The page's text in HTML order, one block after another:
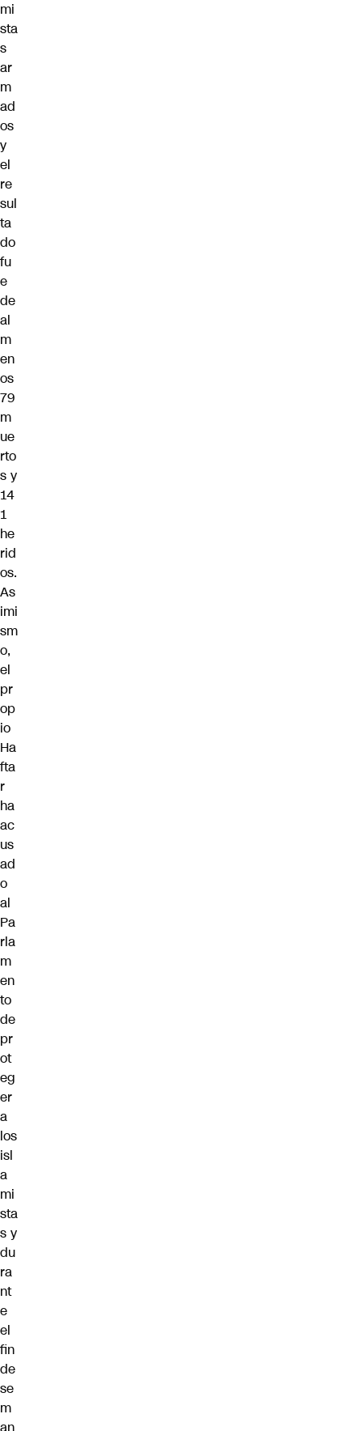
mi
sta
s
ar
m
ad
os
y
el
re
sul
ta
do
fu
e
de
al
m
en
os
79
m
ue
rto
s y
14
1
he
rid
os.
As
imi
sm
o,
el
pr
op
io
Ha
fta
r
ha
ac
us
ad
o
al
Pa
rla
m
en
to
de
pr
ot
eg
er
a
los
isl
a
mi
sta
s y
du
ra
nt
e
el
fin
de
se
m
an